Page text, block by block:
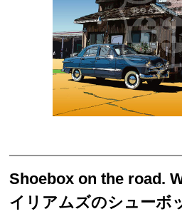
キャンバスアート_Fサイズ
F20号 ラージ 727x606mm
F10号 スタンダード
F4号 コンパクト 333x242mm
A4サイズ
ポストカード
ポストカードセット
Shoebox on the road.
イリアムズのシューボ